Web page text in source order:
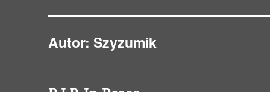
Autor: Szyzumik